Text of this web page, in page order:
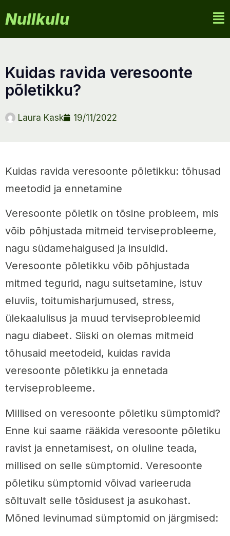
Nullkulu
kuidas ravida veresoonte
põletikku?
Laura Kask 19/11/2022
Kuidas ravida veresoonte põletikku: tõhusad
meetodid ja ennetamine
Veresoonte põletik on tõsine probleem, mis
võib põhjustada mitmeid terviseprobleeme,
nagu südamehaigused ja insuldid.
Veresoonte põletikku võib põhjustada
mitmed tegurid, nagu suitsetamine, istuv
eluviis, toitumisharjumused, stress,
ülekaalulisus ja muud terviseprobleemid
nagu diabeet. Siiski on olemas mitmeid
tõhusaid meetodeid, kuidas ravida
veresoonte põletikku ja ennetada
terviseprobleeme.
Millised on veresoonte põletiku sümptomid?
Enne kui saame rääkida veresoonte põletiku
ravist ja ennetamisest, on oluline teada,
millised on selle sümptomid. Veresoonte
põletiku sümptomid võivad varieeruda
sõltuvalt selle tõsidusest ja asukohast.
Mõned levinumad sümptomid on järgmised: